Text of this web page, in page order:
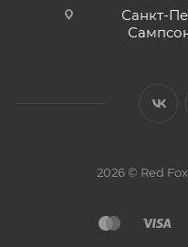
Санкт-
2026 © Red